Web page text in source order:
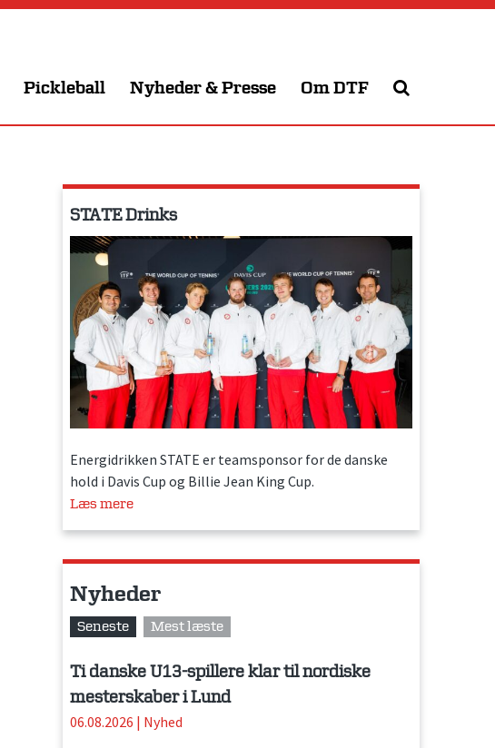
Pickleball Nyheder & Presse Om DTF
STATE Drinks
Energidrikken STATE er teamsponsor for de danske
hold i Davis Cup og Billie Jean King Cup.
Læs mere
Nyheder
Seneste Mest læste
Ti danske U13-spillere klar til nordiske
mesterskaber i Lund
06.08.2026 | Nyhed